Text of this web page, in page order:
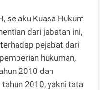
selaku Kuasa Hukum
dari jabatan ini,
pejabat dari
hukuman,
2010 dan
2010, yakni tata